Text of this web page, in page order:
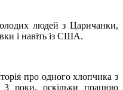
людей з Царичанки,
і навіть із США.
про одного хлопчика з
роки, оскільки працюю